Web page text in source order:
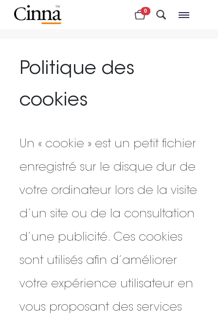
0
Politique des
cookies
Un « cookie » est un petit fichier
enregistré sur le disque dur de
votre ordinateur lors de la visite
d’un site ou de la consultation
d’une publicité. Ces cookies
sont utilisés afin d’améliorer
votre expérience utilisateur en
vous proposant des services